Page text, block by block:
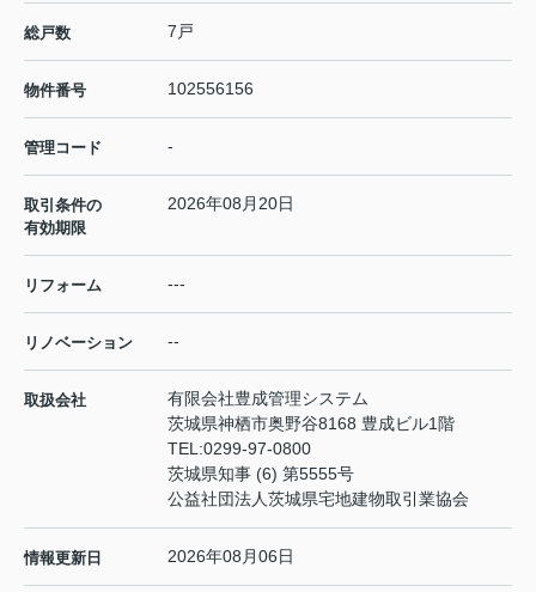
総戸数 7戸
物件番号 102556156
管理コード -
取引条件の
有効期限
2026年08月20日
リフォーム ---
リノベーション --
取扱会社
有限会社豊成管理システム
茨城県神栖市奥野谷8168 豊成ビル1階
TEL:0299-97-0800
茨城県知事 (6) 第5555号
公益社団法人茨城県宅地建物取引業協会
情報更新日 2026年08月06日